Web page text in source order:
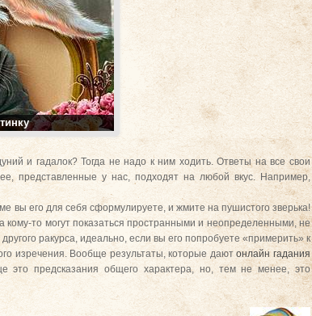
и гадалок? Тогда не надо к ним ходить. Ответы на все свои
представленные у нас, подходят на любой вкус. Например,
вы его для себя сформулируете, и жмите на пушистого зверька!
кому-то могут показаться пространными и неопределенными, не
ракурса, идеально, если вы его попробуете «примерить» к
изречения. Вообще результаты, которые даютонлайн гадания
это предсказания общего характера, но, тем не менее, это